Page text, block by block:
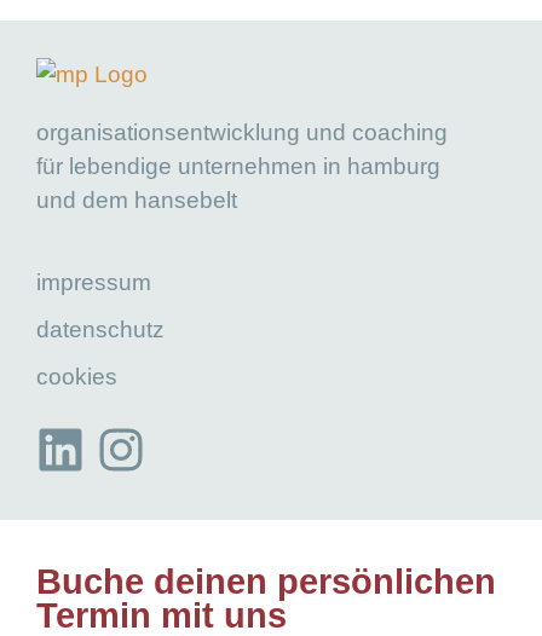
organisationsentwicklung und coaching
für lebendige unternehmen in hamburg
und dem hansebelt
impressum
datenschutz
cookies
Buche deinen persönlichen
Termin mit uns